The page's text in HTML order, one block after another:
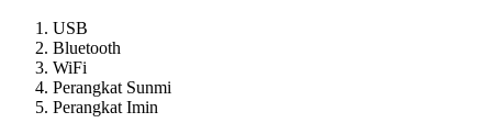
USB
Bluetooth
WiFi
Perangkat Sunmi
Perangkat Imin